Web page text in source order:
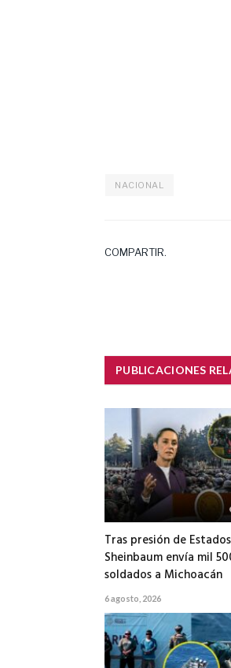
NACIONAL
COMPARTIR.
PUBLICACIONES
Tras presión de
Sheinbaum envía mil
soldados a Michoacán
6 agosto, 2026